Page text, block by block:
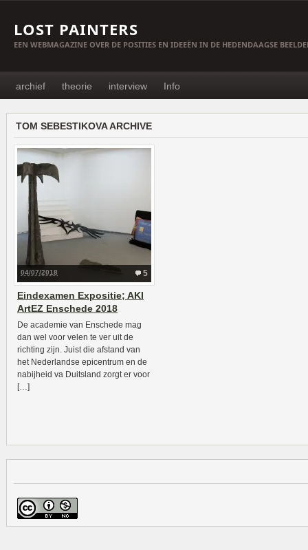
LOST PAINTERS
EEN WEBMAGAZINE OVER DE POSITIES EN IDEEËN IN DE HEDENDAAGSE
archief theorie interview Info
TOM SEBESTIKOVA ARCHIVE
5
04/07/2018
Eindexamen Expositie; AKI
ArtEZ Enschede 2018
De academie van Enschede mag
dan wel voor velen te ver uit de
richting zijn. Juist die afstand van
het Nederlandse epicentrum en de
nabijheid va Duitsland zorgt er voor
[…]